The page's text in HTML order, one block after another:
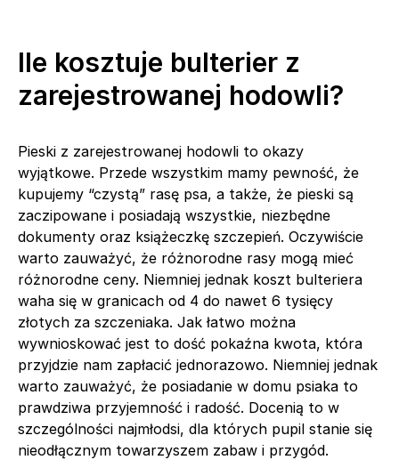
Ile kosztuje bulterier z
zarejestrowanej hodowli?
Pieski z zarejestrowanej hodowli to okazy
wyjątkowe. Przede wszystkim mamy pewność, że
kupujemy “czystą” rasę psa, a także, że pieski są
zaczipowane i posiadają wszystkie, niezbędne
dokumenty oraz książeczkę szczepień. Oczywiście
warto zauważyć, że różnorodne rasy mogą mieć
różnorodne ceny. Niemniej jednak koszt bulteriera
waha się w granicach od 4 do nawet 6 tysięcy
złotych za szczeniaka. Jak łatwo można
wywnioskować jest to dość pokaźna kwota, która
przyjdzie nam zapłacić jednorazowo. Niemniej jednak
warto zauważyć, że posiadanie w domu psiaka to
prawdziwa przyjemność i radość. Docenią to w
szczególności najmłodsi, dla których pupil stanie się
nieodłącznym towarzyszem zabaw i przygód.